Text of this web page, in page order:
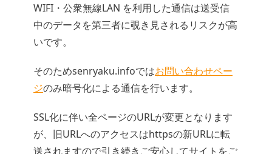
WIFI・公衆無線LAN を利用した通信は送受信
中のデータを第三者に覗き見されるリスクが高
いです。
そのためsenryaku.infoではお問い合わせペー
ジのみ暗号化による通信を行います。
SSL化に伴い全ページのURLが変更となります
が、旧URLへのアクセスはhttpsの新URLに転
送されますので引き続きご安心してサイトをご